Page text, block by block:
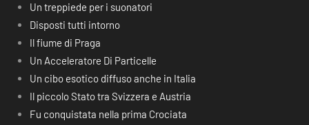
Un treppiede per i suonatori
Disposti tutti intorno
Il fiume di Praga
Un Acceleratore Di Particelle
Un cibo esotico diffuso anche in Italia
Il piccolo Stato tra Svizzera e Austria
Fu conquistata nella prima Crociata